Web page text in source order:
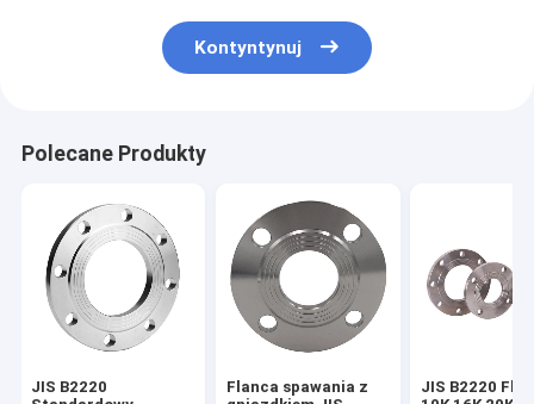
Kontyntynuj
Polecane Produkty
JIS B2220
Flanca spawania z
JIS B2220